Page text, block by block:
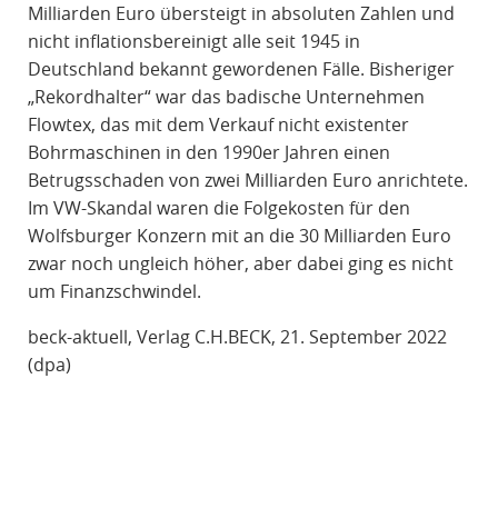
Milliarden Euro übersteigt in absoluten Zahlen und
nicht inflationsbereinigt alle seit 1945 in
Deutschland bekannt gewordenen Fälle. Bisheriger
„Rekordhalter“ war das badische Unternehmen
Flowtex, das mit dem Verkauf nicht existenter
Bohrmaschinen in den 1990er Jahren einen
Betrugsschaden von zwei Milliarden Euro anrichtete.
Im VW-Skandal waren die Folgekosten für den
Wolfsburger Konzern mit an die 30 Milliarden Euro
zwar noch ungleich höher, aber dabei ging es nicht
um Finanzschwindel.
beck-aktuell, Verlag C.H.BECK, 21. September 2022
(dpa)